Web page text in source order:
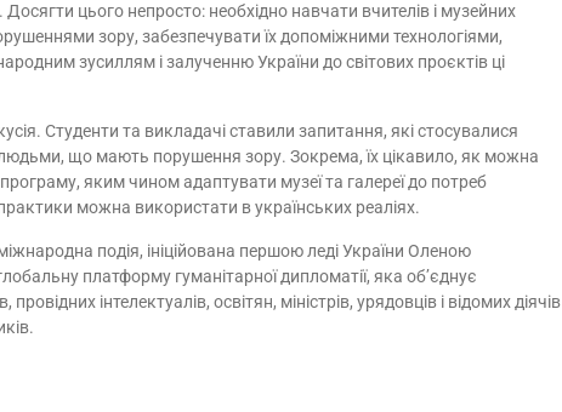
цього непросто: необхідно навчати вчителів і музейних
зору, забезпечувати їх допоміжними технологіями,
зусиллям і залученню України до світових проєктів ці
Студенти та викладачі ставили запитання, які стосувалися
що мають порушення зору. Зокрема, їх цікавило, як можна
яким чином адаптувати музеї та галереї до потреб
можна використати в українських реаліях.
подія, ініційована першою леді України Оленою
платформу гуманітарної дипломатії, яка об’єднує
інтелектуалів, освітян, міністрів, урядовців і відомих діячів